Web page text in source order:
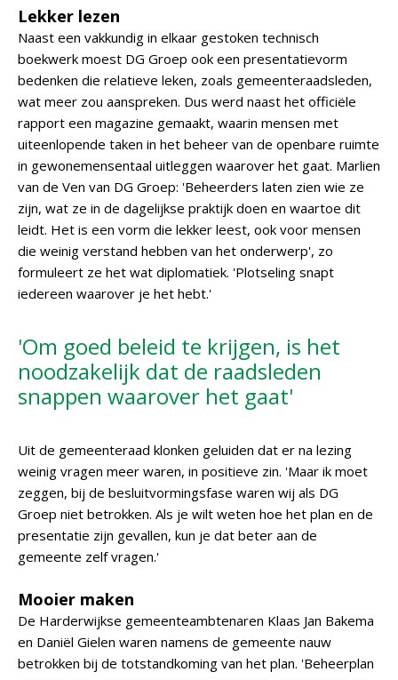
Lekker lezen
Naast een vakkundig in elkaar gestoken technisch
boekwerk moest DG Groep ook een presentatievorm
bedenken die relatieve leken, zoals gemeenteraadsleden,
wat meer zou aanspreken. Dus werd naast het officiële
rapport een magazine gemaakt, waarin mensen met
uiteenlopende taken in het beheer van de openbare ruimte
in gewonemensentaal uitleggen waarover het gaat. Marlien
van de Ven van DG Groep: 'Beheerders laten zien wie ze
zijn, wat ze in de dagelijkse praktijk doen en waartoe dit
leidt. Het is een vorm die lekker leest, ook voor mensen
die weinig verstand hebben van het onderwerp', zo
formuleert ze het wat diplomatiek. 'Plotseling snapt
iedereen waarover je het hebt.'
'Om goed beleid te krijgen, is het
noodzakelijk dat de raadsleden
snappen waarover het gaat'
Uit de gemeenteraad klonken geluiden dat er na lezing
weinig vragen meer waren, in positieve zin. 'Maar ik moet
zeggen, bij de besluitvormingsfase waren wij als DG
Groep niet betrokken. Als je wilt weten hoe het plan en de
presentatie zijn gevallen, kun je dat beter aan de
gemeente zelf vragen.'
Mooier maken
De Harderwijkse gemeenteambtenaren Klaas Jan Bakema
en Daniël Gielen waren namens de gemeente nauw
betrokken bij de totstandkoming van het plan. 'Beheerplan